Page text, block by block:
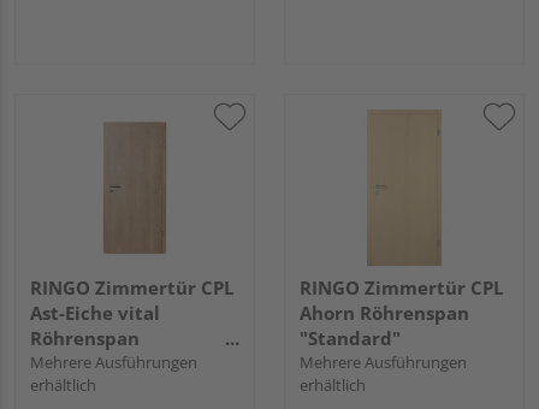
RINGO Zimmertür CPL
Ast-Eiche vital
Röhrenspan
"Standard"
Mehrere Ausführungen
erhältlich
RINGO Zimmertür CPL
Ahorn Röhrenspan
"Standard"
Mehrere Ausführungen
erhältlich